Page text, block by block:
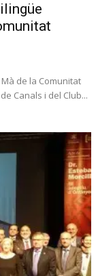
de la Comunitat
Canals i del Club...